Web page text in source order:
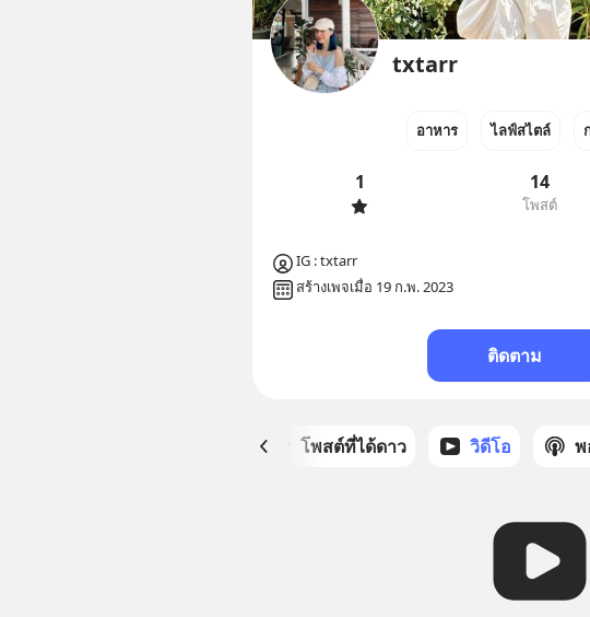
txtarr
อาหาร ไลฟ์สไตล์
1 14
โพสต์
IG : txtarr
สร้างเพจเมื่อ 19 ก.พ. 2023
ติดตาม
โพสต์ที่ได้ดาว วิดีโอ พ